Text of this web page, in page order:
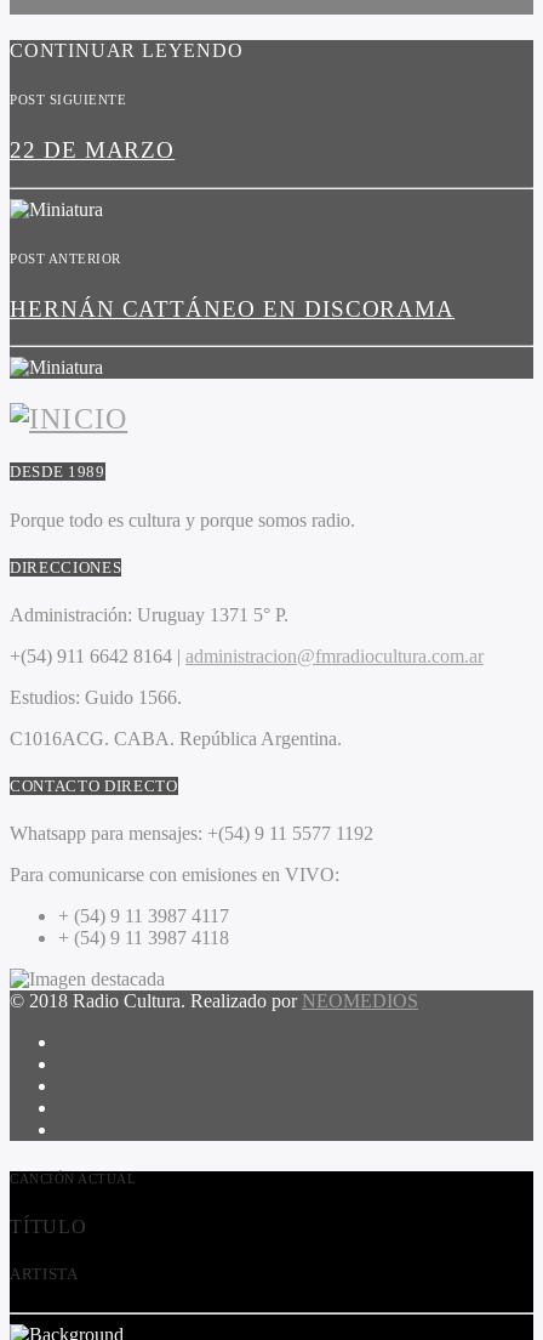
CONTINUAR LEYENDO
POST SIGUIENTE
22 DE MARZO
POST ANTERIOR
HERNÁN CATTÁNEO EN DISCORAMA
DESDE 1989
Porque todo es cultura y porque somos radio.
DIRECCIONES
Administración: Uruguay 1371 5° P.
+(54) 911 6642 8164 | administracion@fmradiocultura.com.ar
Estudios: Guido 1566.
C1016ACG. CABA. República Argentina.
CONTACTO DIRECTO
Whatsapp para mensajes: +(54) 9 11 5577 1192
Para comunicarse con emisiones en VIVO:
+ (54) 9 11 3987 4117
+ (54) 9 11 3987 4118
© 2018 Radio Cultura. Realizado por NEOMEDIOS
CANCIÓN ACTUAL
TÍTULO
ARTISTA